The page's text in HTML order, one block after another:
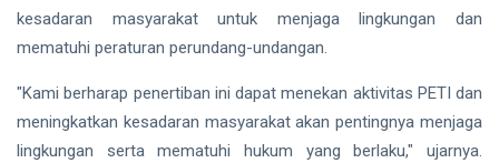
kesadaran masyarakat untuk menjaga lingkungan dan
mematuhi peraturan perundang-undangan.
"Kami berharap penertiban ini dapat menekan aktivitas PETI dan
meningkatkan kesadaran masyarakat akan pentingnya menjaga
lingkungan serta mematuhi hukum yang berlaku," ujarnya.